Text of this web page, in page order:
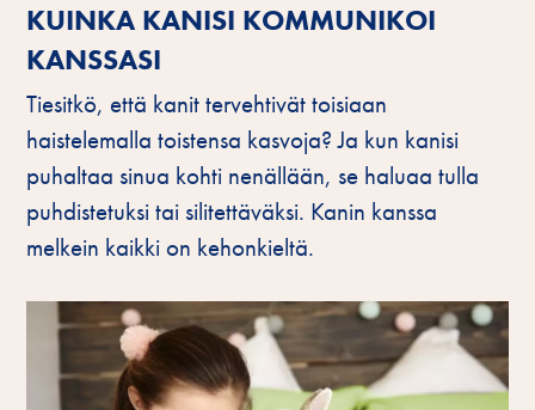
KUINKA KANISI KOMMUNIKOI
KANSSASI
Tiesitkö, että kanit tervehtivät toisiaan
haistelemalla toistensa kasvoja? Ja kun kanisi
puhaltaa sinua kohti nenällään, se haluaa tulla
puhdistetuksi tai silitettäväksi. Kanin kanssa
melkein kaikki on kehonkieltä.